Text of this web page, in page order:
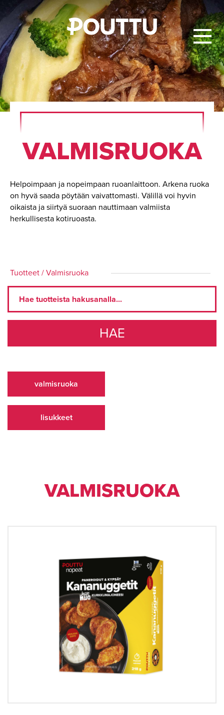
VAL­MIS­RUO­KA
Helpoimpaan ja nopeimpaan ruoanlaittoon. Arkena ruoka
on hyvä saada pöytään vaivattomasti. Välillä voi hyvin
oikaista ja siirtyä suoraan nauttimaan valmiista
herkullisesta kotiruoasta.
Tuotteet/Valmisruoka
HAE
valmisruoka
lisukkeet
VAL­MIS­RUO­KA